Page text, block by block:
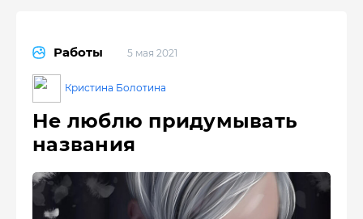
Работы 5 мая 2021
Кристина Болотина
Не люблю придумывать
названия